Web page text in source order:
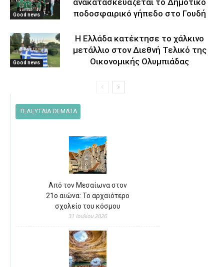
Good news
ανακατασκευάζεται το Δημοτικό
ποδοσφαιρικό γήπεδο στο Γουδή
Good news
Η Ελλάδα κατέκτησε το χάλκινο
μετάλλιο στον Διεθνή Τελικό της
Οικονομικής Ολυμπιάδας
ΤΕΛΕΥΤΑΙΑ ΘΕΜΑΤΑ
Από τον Μεσαίωνα στον
21ο αιώνα: Το αρχαιότερο
σχολείο του κόσμου
31 Ιουλίου 2026